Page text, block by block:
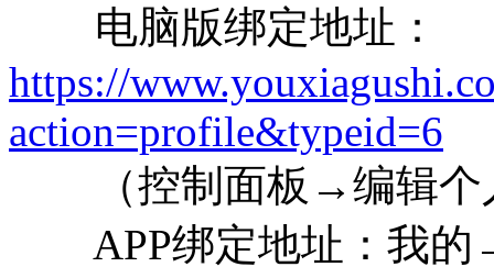
电脑版绑定地址：
https://
action=profile&typeid=6
（控制面板→编辑个
APP绑定地址：我的